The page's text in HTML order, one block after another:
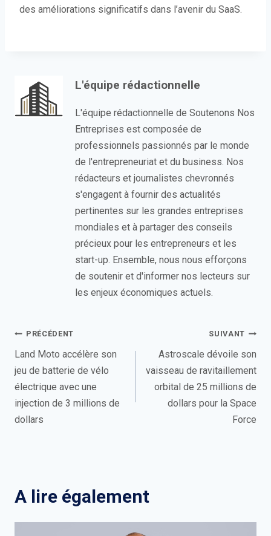
des améliorations significatifs dans l’avenir du SaaS.
L'équipe rédactionnelle
L'équipe rédactionnelle de Soutenons Nos
Entreprises est composée de
professionnels passionnés par le monde
de l'entrepreneuriat et du business. Nos
rédacteurs et journalistes chevronnés
s'engagent à fournir des actualités
pertinentes sur les grandes entreprises
mondiales et à partager des conseils
précieux pour les entrepreneurs et les
start-up. Ensemble, nous nous efforçons
de soutenir et d'informer nos lecteurs sur
les enjeux économiques actuels.
Navigation
de
l’article
PRÉCÉDENT
Land Moto accélère son
jeu de batterie de vélo
électrique avec une
injection de 3 millions de
dollars
SUIVANT
Astroscale dévoile son
vaisseau de ravitaillement
orbital de 25 millions de
dollars pour la Space
Force
A lire également